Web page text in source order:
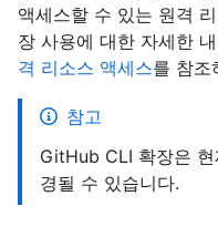
액세스할 수 있는 원격
장 사용에 대한 자세한
격 리소스 액세스를 참조
참고
GitHub CLI 확장은
경될 수 있습니다.